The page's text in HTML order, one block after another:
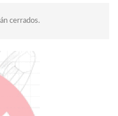
cerrados.